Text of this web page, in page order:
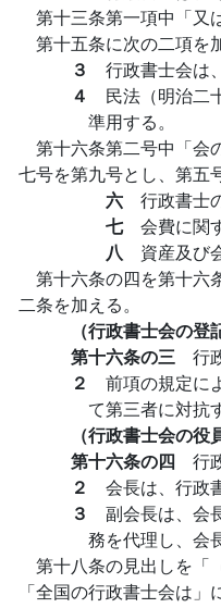
第十三条第一項中「又
第十五条に次の二項を
３ 行政書士会は
４ 民法（明治二
準用する。
第十六条第二号中「会
七号を第九号とし、第五
六 行政書士
七 会費に関
八 資産及び
第十六条の四を第十六
二条を加える。
（行政書士会の登
第十六条の三 行
２ 前項の規定に
て第三者に対抗
（行政書士会の役
第十六条の四 行
２ 会長は、行政
３ 副会長は、会
務を代理し、会
第十八条の見出しを「
「全国の行政書士会は